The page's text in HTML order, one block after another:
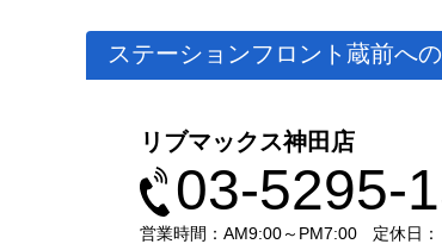
ステーションフロント蔵前へ
リブマックス神田店
03-5295-
営業時間：AM9:00～PM7:00 定休日